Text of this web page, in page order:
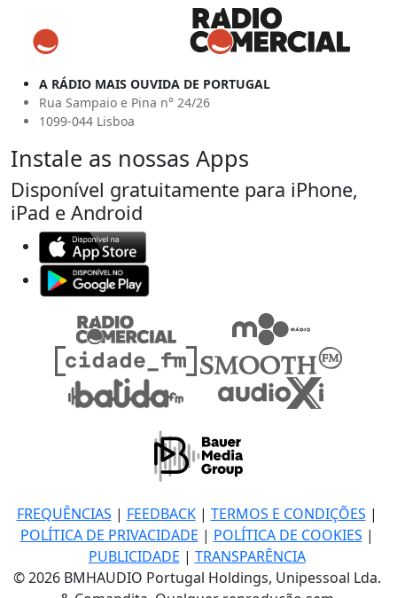
A RÁDIO MAIS OUVIDA DE PORTUGAL
Rua Sampaio e Pina n° 24/26
1099-044 Lisboa
Instale as nossas Apps
Disponível gratuitamente para iPhone,
iPad e Android
FREQUÊNCIAS | FEEDBACK| TERMOS E CONDIÇÕES |
POLÍTICA DE PRIVACIDADE | POLÍTICA DE COOKIES |
PUBLICIDADE | TRANSPARÊNCIA
© 2026 BMHAUDIO Portugal Holdings, Unipessoal Lda.